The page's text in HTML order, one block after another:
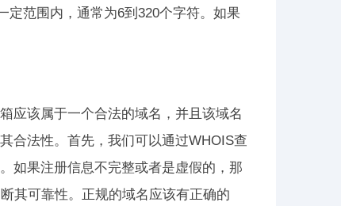
定范围内，通常为6到320个字符。如果
应该属于一个合法的域名，并且该域名
合法性。首先，我们可以通过WHOIS查
如果注册信息不完整或者是虚假的，那
其可靠性。正规的域名应该有正确的